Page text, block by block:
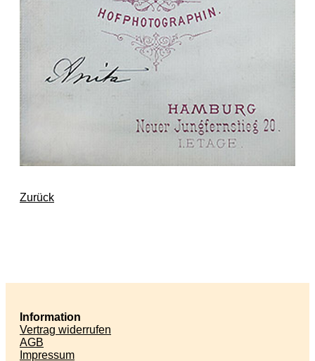
Zurück
Information
Vertrag widerrufen
AGB
Impressum